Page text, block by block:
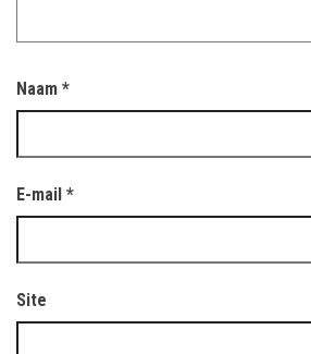
Naam *
E-mail *
Site